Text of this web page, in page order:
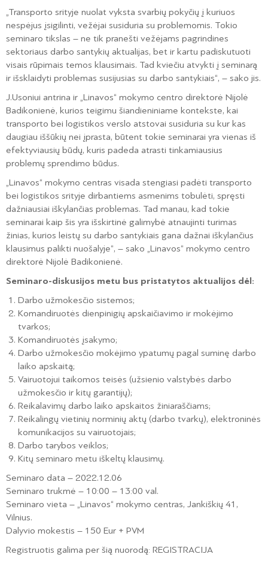
„Transporto srityje nuolat vyksta svarbių pokyčių į kuriuos
nespėjus įsigilinti, vežėjai susiduria su problemomis. Tokio
seminaro tikslas – ne tik pranešti vežėjams pagrindines
sektoriaus darbo santykių aktualijas, bet ir kartu padiskutuoti
visais rūpimais temos klausimais. Tad kviečiu atvykti į seminarą
ir išsklaidyti problemas susijusias su darbo santykiais“, – sako jis.
J.Usoniui antrina ir „Linavos“ mokymo centro direktorė Nijolė
Badikonienė, kurios teigimu šiandieniniame kontekste, kai
transporto bei logistikos verslo atstovai susiduria su kur kas
daugiau iššūkių nei įprasta, būtent tokie seminarai yra vienas iš
efektyviausių būdų, kuris padeda atrasti tinkamiausius
problemų sprendimo būdus.
„Linavos“ mokymo centras visada stengiasi padėti transporto
bei logistikos srityje dirbantiems asmenims tobulėti, spręsti
dažniausiai iškylančias problemas. Tad manau, kad tokie
seminarai kaip šis yra išskirtinė galimybė atnaujinti turimas
žinias, kurios leistų su darbo santykiais gana dažnai iškylančius
klausimus palikti nuošalyje“, – sako „Linavos“ mokymo centro
direktorė Nijolė Badikonienė.
Seminaro-diskusijos metu bus pristatytos aktualijos dėl:
Darbo užmokesčio sistemos;
Komandiruotės dienpinigių apskaičiavimo ir mokėjimo
tvarkos;
Komandiruotės įsakymo;
Darbo užmokesčio mokėjimo ypatumų pagal suminę darbo
laiko apskaitą;
Vairuotojui taikomos teisės (užsienio valstybės darbo
užmokesčio ir kitų garantijų);
Reikalavimų darbo laiko apskaitos žiniaraščiams;
Reikalingų vietinių norminių aktų (darbo tvarkų), elektroninės
komunikacijos su vairuotojais;
Darbo tarybos veiklos;
Kitų seminaro metu iškeltų klausimų.
Seminaro data – 2022.12.06
Seminaro trukmė – 10:00 – 13:00 val.
Seminaro vieta – „Linavos“ mokymo centras, Jankiškių 41,
Vilnius.
Dalyvio mokestis – 150 Eur + PVM
Registruotis galima per šią nuorodą: REGISTRACIJA